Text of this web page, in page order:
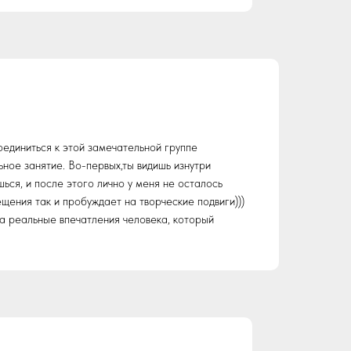
к этой замечательной группе
занятие. Во-первых,ты видишь изнутри
и после этого лично у меня не осталось
так и пробуждает на творческие подвиги)))
впечатления человека, который